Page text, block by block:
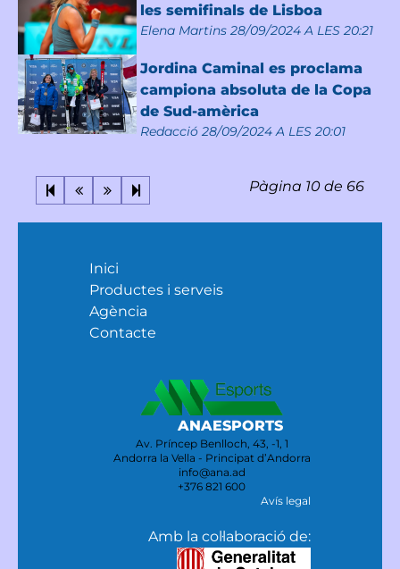
les semifinals de Lisboa
Elena Martins 28/09/2024 A LES 20:21
Jordina Caminal es proclama
campiona absoluta de la Copa
de Sud-amèrica
Redacció 28/09/2024 A LES 20:01
Pàgina 10 de 66
Inici
Productes i serveis
Agència
Contacte
ANAESPORTS
Av. Príncep Benlloch, 43, -1, 1
Andorra la Vella - Principat d’Andorra
info@ana.ad
+376 821 600
Avís legal
Amb la col·laboració de: